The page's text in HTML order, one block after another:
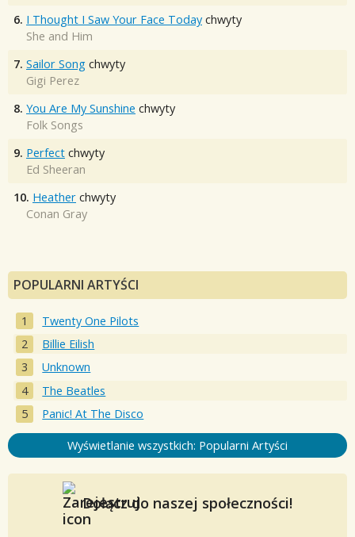
6. I Thought I Saw Your Face Today chwyty
She and Him
7. Sailor Song chwyty
Gigi Perez
8. You Are My Sunshine chwyty
Folk Songs
9. Perfect chwyty
Ed Sheeran
10. Heather chwyty
Conan Gray
POPULARNI ARTYŚCI
Twenty One Pilots
Billie Eilish
Unknown
The Beatles
Panic! At The Disco
Wyświetlanie wszystkich: Popularni Artyści
Dołącz do naszej społeczności!